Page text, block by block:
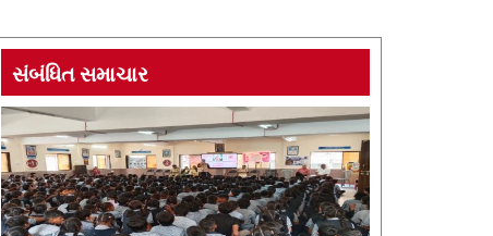
સંબંધિત સમાચાર